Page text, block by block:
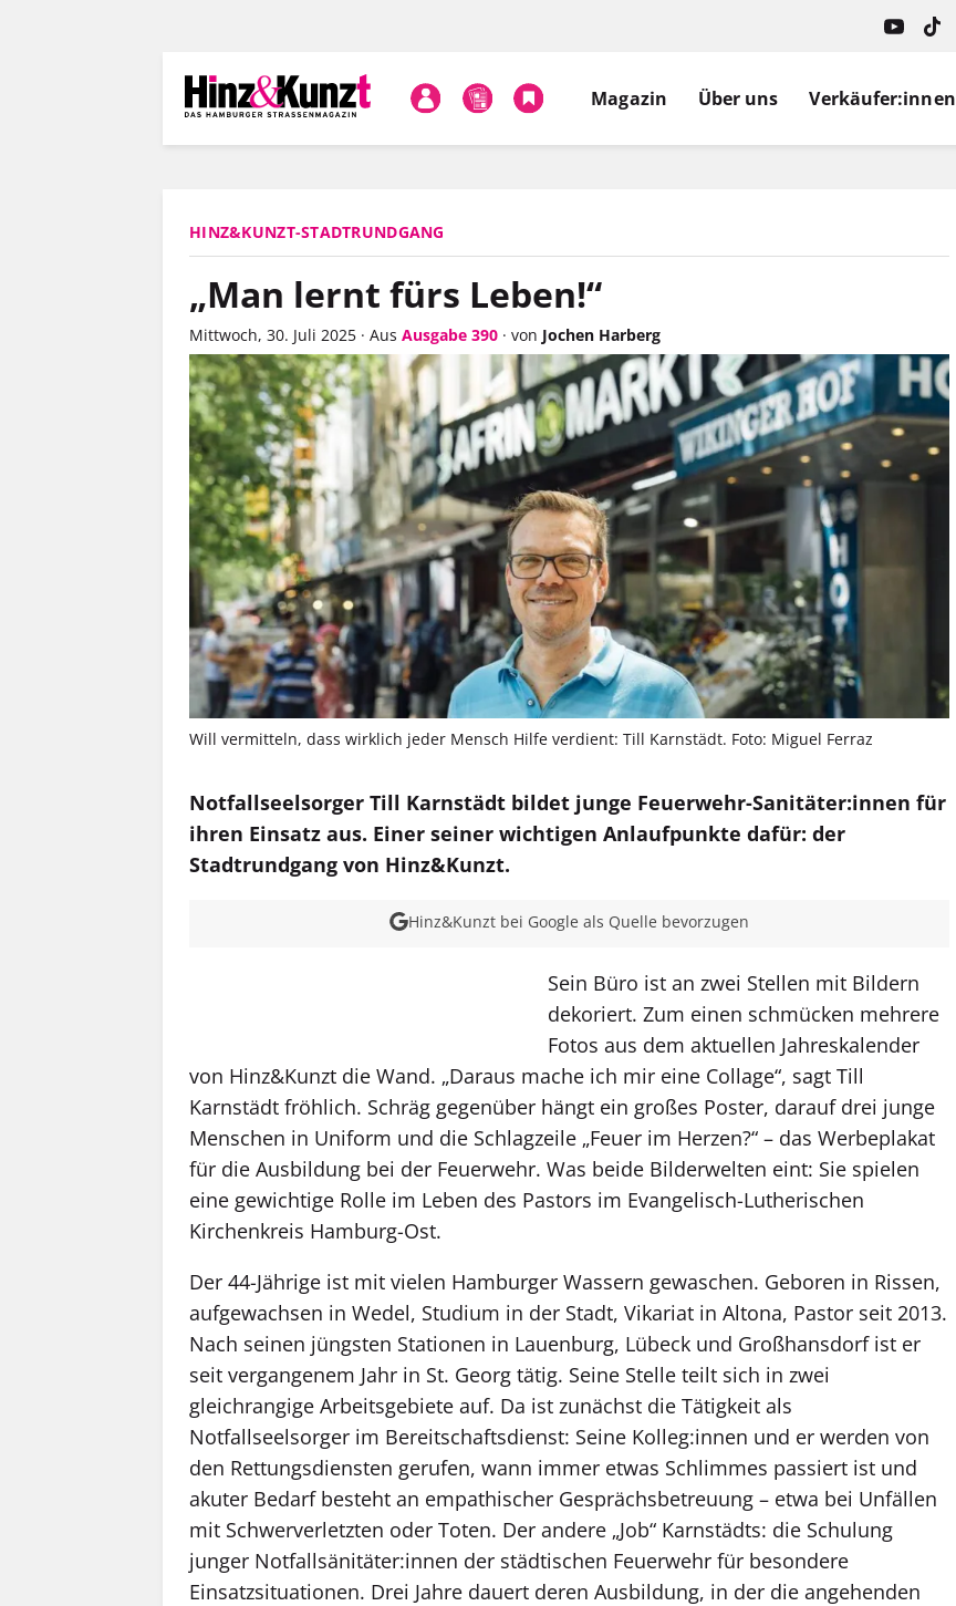
Magazin Über uns Verkäufer:innen
HINZ&KUNZT-STADTRUNDGANG
„Man lernt fürs Leben!“
Mittwoch, 30. Juli 2025 · Aus Ausgabe 390 · von Jochen Harberg
Will vermitteln, dass wirklich jeder Mensch Hilfe verdient: Till Karnstädt. Foto: Miguel Ferraz
Notfallseelsorger Till Karnstädt bildet junge Feuerwehr-Sanitäter:innen für
ihren Einsatz aus. Einer seiner wichtigen Anlaufpunkte dafür: der
Stadtrundgang von Hinz&Kunzt.
Hinz&Kunzt bei Google als Quelle bevorzugen
Sein Büro ist an zwei Stellen mit Bildern
dekoriert. Zum einen schmücken mehrere
Fotos aus dem aktuellen Jahreskalender
von Hinz&Kunzt die Wand. „Daraus mache ich mir eine Collage“, sagt Till
Karnstädt fröhlich. Schräg gegenüber hängt ein großes Poster, darauf drei junge
Menschen in Uniform und die Schlagzeile „Feuer im Herzen?“ – das Werbeplakat
für die Ausbildung bei der Feuerwehr. Was beide Bilderwelten eint: Sie spielen
eine gewichtige Rolle im Leben des Pastors im Evangelisch-Lutherischen
Kirchenkreis Hamburg-Ost.
Der 44-Jährige ist mit vielen Hamburger Wassern gewaschen. Geboren in Rissen,
aufgewachsen in Wedel, Studium in der Stadt, Vikariat in Altona, Pastor seit 2013.
Nach seinen jüngsten Stationen in Lauenburg, Lübeck und Großhansdorf ist er
seit vergangenem Jahr in St. Georg tätig. Seine Stelle teilt sich in zwei
gleichrangige Arbeitsgebiete auf. Da ist zunächst die Tätigkeit als
Notfallseelsorger im Bereitschaftsdienst: Seine Kolleg:innen und er werden von
den Rettungsdiensten gerufen, wann immer etwas Schlimmes passiert ist und
akuter Bedarf besteht an empathischer Gesprächsbetreuung – etwa bei Unfällen
mit Schwerverletzten oder Toten. Der andere „Job“ Karnstädts: die Schulung
junger Notfallsänitäter:innen der städtischen Feuerwehr für besondere
Einsatzsituationen. Drei Jahre dauert deren Ausbildung, in der die angehenden